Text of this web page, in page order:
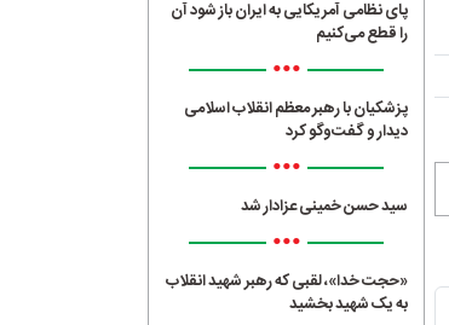
پای نظامی آمریکایی به ایران باز شود آن
را قطع می‌کنیم
•••
پزشکیان با رهبر معظم انقلاب اسلامی
دیدار و گفت‌وگو کرد
•••
سید حسن خمینی عزادار شد
•••
«حجت خدا»، لقبی که رهبر شهید انقلاب
به یک شهید بخشید